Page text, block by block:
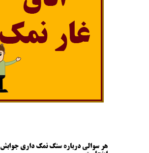
هر سوالی درباره سنگ نمک داری جوابش